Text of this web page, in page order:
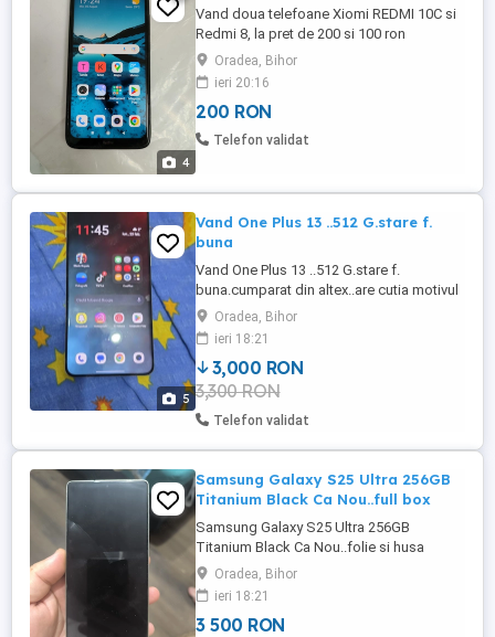
4
Vand doua telefoane Xiomi REDMI 10C si
Redmi 8, la pret de 200 si 100 ron
negociabil. Telefonele sunt folosite ,la
setari de fabrica, cu ecranele intacte.
Bateriile inca sunt bune. Va rog pentru
detalii sunati. O zi placuta!
Oradea, Bihor
ieri 20:16
200 RON
Telefon validat
5
Vand One Plus 13 ..512 G.stare f.
buna
Vand One Plus 13 ..512 G.stare f.
buna.cumparat din altex..are cutia motivul
vanz este upgrade
Oradea, Bihor
ieri 18:21
3,000 RON
3,300 RON
Telefon validat
Samsung Galaxy S25 Ultra 256GB
Titanium Black Ca Nou..full box
Samsung Galaxy S25 Ultra 256GB
Titanium Black Ca Nou..folie si husa
uag..aspect si functio de 10 10.nu trimit in
tara si nu fac schimburi....nu are zgarieturi
si nici urme de uzura..full box ..are si cutia
tot pret 3500 de lei
Oradea, Bihor
ieri 18:21
3 500 RON